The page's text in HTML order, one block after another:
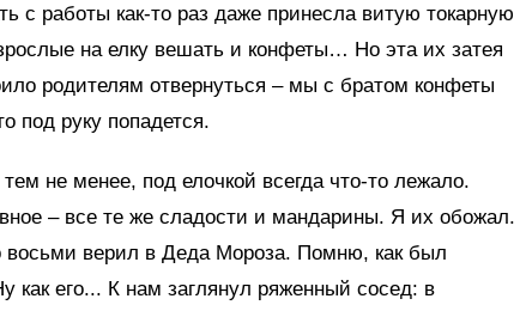
с работы как-то раз даже принесла витую токарную
на елку вешать и конфеты… Но эта их затея
родителям отвернуться – мы с братом конфеты
под руку попадется.
не менее, под елочкой всегда что-то лежало.
– все те же сладости и мандарины. Я их обожал.
верил в Деда Мороза. Помню, как был
как его... К нам заглянул ряженный сосед: в